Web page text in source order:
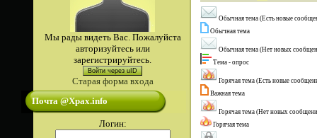
Мы рады видеть Вас. Пожалуйста
авторизуйтесь или
зарегистрируйтесь.
Войти через uID
Старая форма входа
Почта @Xpax.info
Логин:
Обычная тема (Есть новые
Обычная тема
Обычная тема (Нет новых
Тема - опрос
Горячая тема (Есть новые
Важная тема
Горячая тема (Нет новых
Горячая тема